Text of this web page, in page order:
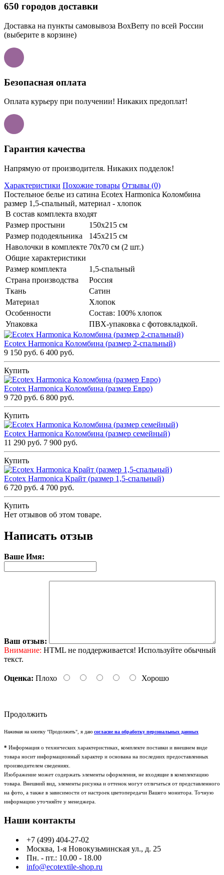
650 городов доставки
Доставка на пункты самовывоза BoxBerry по всей России
(выберите в корзине)
Безопасная оплата
Оплата курьеру при получении! Никаких предоплат!
Гарантия качества
Напрямую от производителя. Никаких подделок!
Характеристики Похожие товары Отзывы (0)
Постельное белье из сатина Ecotex Harmonica Коломбина
размер 1,5-спальный, материал - хлопок
В состав комплекта входят
Размер простыни
150х215 см
Размер пододеяльника
145х215 см
Наволочки в комплекте 70х70 см (2 шт.)
Общие характеристики
Размер комплекта
1,5-спальный
Страна производства
Россия
Ткань
Сатин
Материал
Хлопок
Особенности
Состав: 100% хлопок
Упаковка
ПВХ-упаковка с фотовкладкой.
Ecotex Harmonica Коломбина (размер 2-спальный)
9 150 руб. 6 400 руб.
Купить
Ecotex Harmonica Коломбина (размер Евро)
9 720 руб. 6 800 руб.
Купить
Ecotex Harmonica Коломбина (размер семейный)
11 290 руб. 7 900 руб.
Купить
Ecotex Harmonica Крайт (размер 1,5-спальный)
6 720 руб. 4 700 руб.
Купить
Нет отзывов об этом товаре.
Написать отзыв
Ваше Имя:
Ваш отзыв:
Внимание: HTML не поддерживается! Используйте обычный
текст.
Оценка: Плохо Хорошо
Продолжить
Нажимая на кнопку "Продолжить", я даю согласие на обработку персональных данных
* Информация о технических характеристиках, комплекте поставки и внешнем виде
товара носит информационный характер и основана на последних предоставленных
производителем сведениях.
Изображение может содержать элементы оформления, не входящие в комплектацию
товара. Внешний вид, элементы рисунка и оттенок могут отличаться от представленного
на фото, а также в зависимости от настроек цветопередачи Вашего монитора. Точную
информацию уточняйте у менеджера.
Наши контакты
+7 (499) 404-27-02
Москва, 1-я Новокузьминская ул., д. 25
Пн. - пт.: 10.00 - 18.00
info@ecotextile-shop.ru